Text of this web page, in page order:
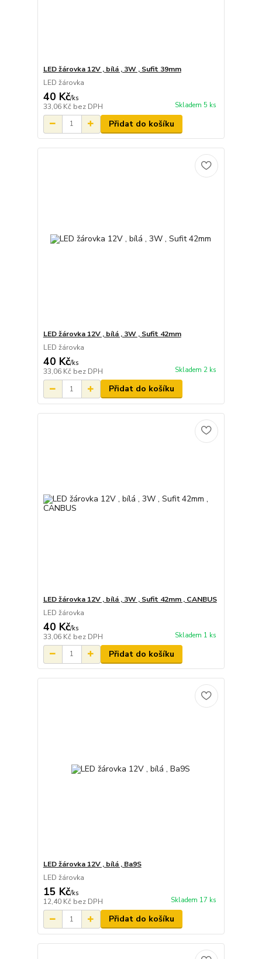
LED žárovka 12V , bílá , 3W , Sufit 39mm
LED žárovka
40 Kč/ks
33,06 Kč bez DPH Skladem 5 ks
Přidat do košíku
LED žárovka 12V , bílá , 3W , Sufit 42mm
LED žárovka
40 Kč/ks
33,06 Kč bez DPH Skladem 2 ks
Přidat do košíku
LED žárovka 12V , bílá , 3W , Sufit 42mm , CANBUS
LED žárovka
40 Kč/ks
33,06 Kč bez DPH Skladem 1 ks
Přidat do košíku
LED žárovka 12V , bílá , Ba9S
LED žárovka
15 Kč/ks
12,40 Kč bez DPH Skladem 17 ks
Přidat do košíku